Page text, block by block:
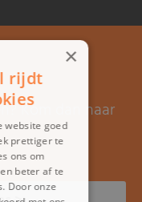
Kom dan naar
×
rijdt
website goed
prettiger te
ons om
beter af te
Door onze